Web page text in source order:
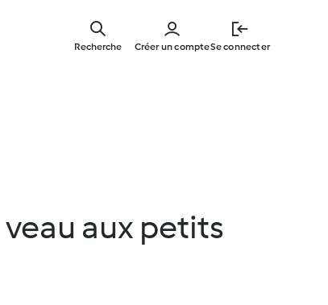
main
Créer un compteSe connecter
Recherche
aux petits